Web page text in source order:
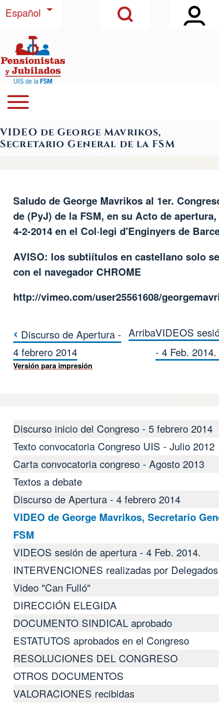
Pasar al contenido principal
Close Search Block
Buscar
Open Sidebar
Open Search Block
Español Lista adicional de acciones
Navegación principal
Open or Close horizontal Main Menu
VIDEO de George Mavrikos,
Secretario General de la FSM
Saludo de George Mavrikos al 1er.
de (PyJ) de la FSM, en su Acto de
4-2-2014 en el Col·legi d'Enginyers de
AVISO: los subtiítulos en castellano solo
con el navegador CHROME
http://vimeo.com/user25561608/
Enlaces transversales de Book
‹ Discurso de Apertura -
4 febrero 2014
ArribaVIDEOS
- 4 Feb. 2014.
Versión para impresión
Discurso inicio del Congreso - 5 febrero 2014
Texto convocatoria Congreso UIS - Julio 2012
Carta convocatoria congreso - Agosto 2013
Textos a debate
Discurso de Apertura - 4 febrero 2014
VIDEO de George Mavrikos, Secretario
FSM
VIDEOS sesión de apertura - 4 Feb. 2014.
INTERVENCIONES realizadas por
Video "Can Fulló"
DIRECCIÓN ELEGIDA
DOCUMENTO SINDICAL aprobado
ESTATUTOS aprobados en el Congreso
RESOLUCIONES DEL CONGRESO
OTROS DOCUMENTOS
VALORACIONES recibidas